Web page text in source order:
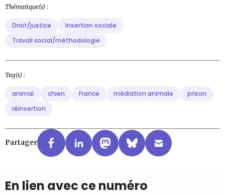
Thématique(s) :
Droit/justice
Insertion sociale
Travail social/méthodologie
Tag(s) :
animal chien France médiation animale
prison
réinsertion
Partager
En lien avec ce numéro